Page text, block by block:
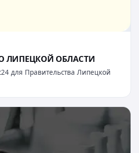
ЛИПЕЦКОЙ ОБЛАСТИ
для Правительства Липецкой